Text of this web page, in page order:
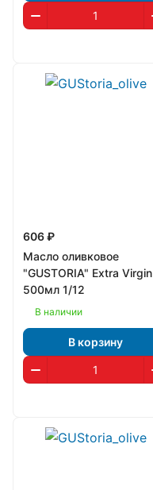
606 ₽
Масло оливковое
"GUSTORIA" Extra Virgin
500мл 1/12
В наличии
В корзину